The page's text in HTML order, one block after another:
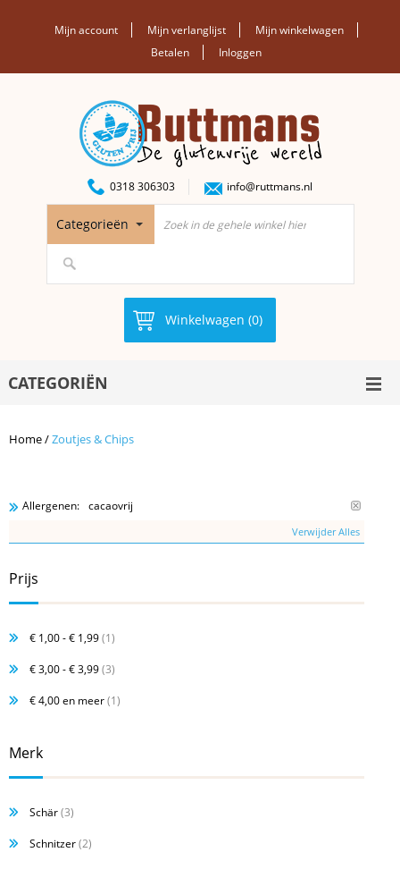
Mijn account Mijn verlanglijst
Mijn winkelwagen
Betalen
Inloggen
0318 306303 info@ruttmans.nl
Categorieën
Winkelwagen (0)
CATEGORIËN
Home/Zoutjes & Chips
Allergenen: cacaovrij
Verwijder Alles
Prijs
€ 1,00-€ 1,99(1)
€ 3,00-€ 3,99(3)
€ 4,00en meer(1)
Merk
Schär(3)
Schnitzer(2)